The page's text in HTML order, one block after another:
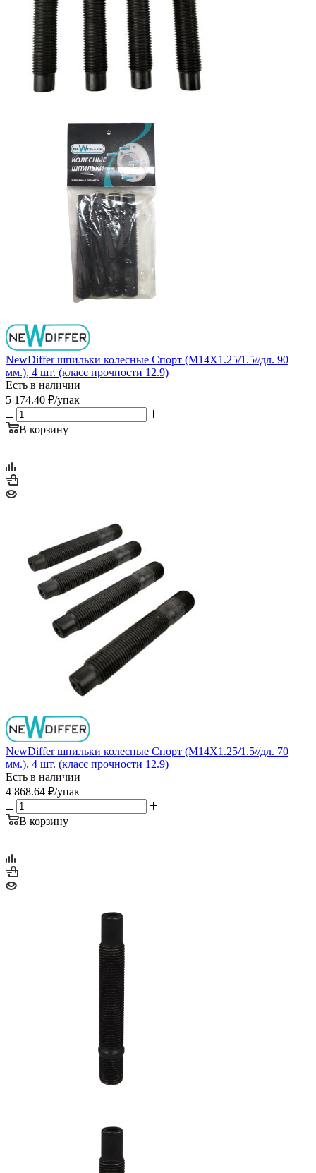
NewDiffer шпильки колесные Спорт (М14Х1.25/1.5//дл. 90
мм.), 4 шт. (класс прочности 12.9)
Есть в наличии
5 174.40 ₽/упак
В корзину
NewDiffer шпильки колесные Спорт (М14Х1.25/1.5//дл. 70
мм.), 4 шт. (класс прочности 12.9)
Есть в наличии
4 868.64 ₽/упак
В корзину